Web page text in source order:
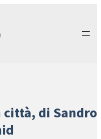
di Sandro